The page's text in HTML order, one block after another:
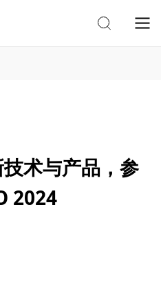
术与产品，参
2024